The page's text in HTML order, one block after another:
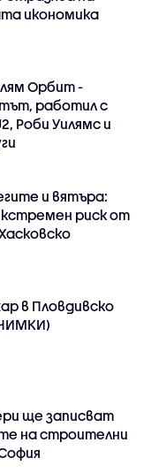
икономика
Орбит -
работил с
Роби Уилямс и
и вятъра:
риск от
в Пловдивско
ще записват
на строителни